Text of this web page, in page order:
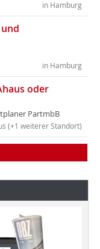
in Hamburg
in Hamburg
oder
PartmbB
(+1 weiterer Standort)